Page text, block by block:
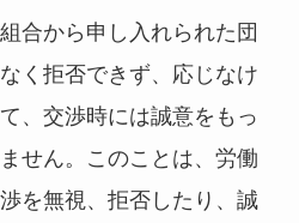
合から申し入れられた団
く拒否できず、応じなけ
、交渉時には誠意をもっ
せん。このことは、労働
を無視、拒否したり、誠